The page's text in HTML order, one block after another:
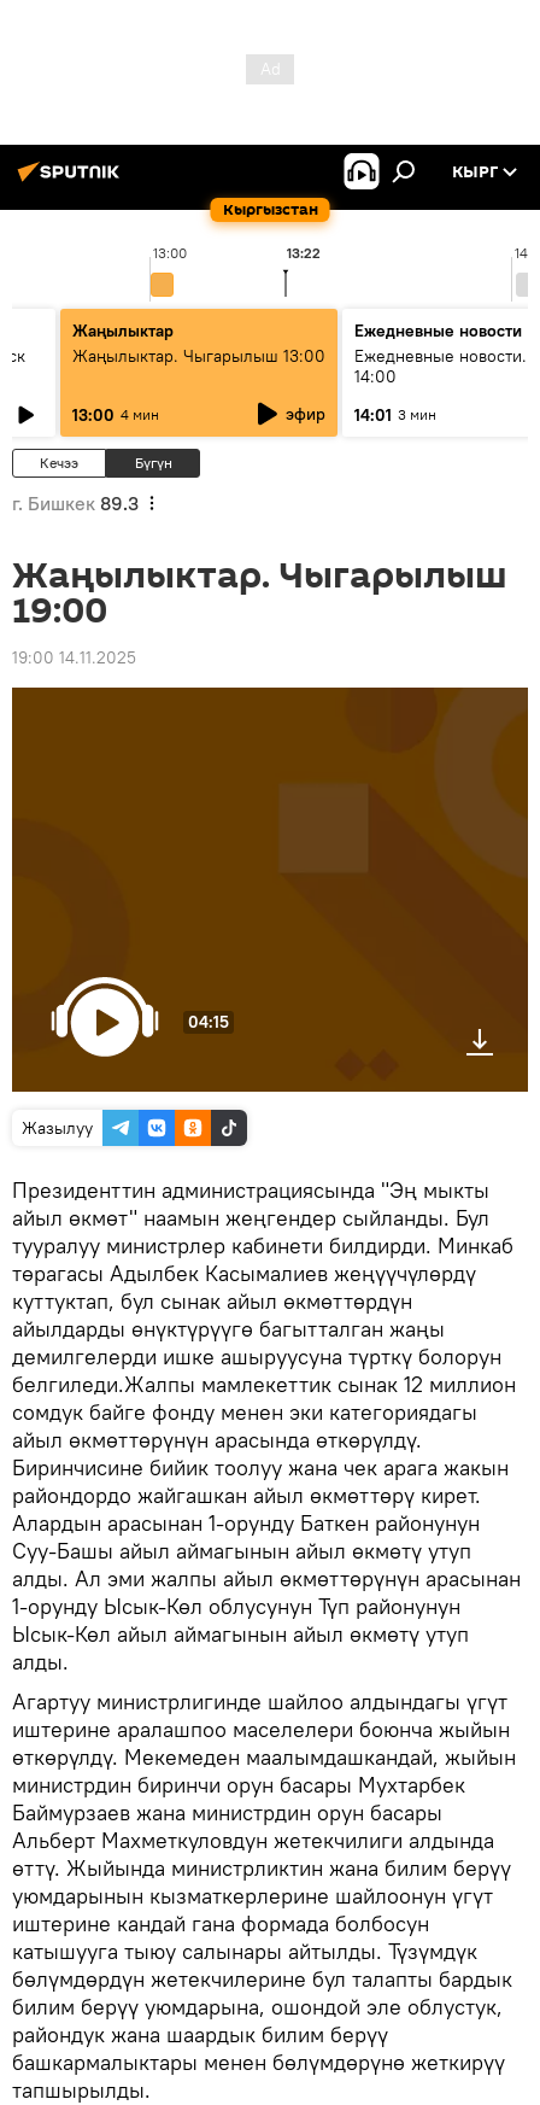
Кыргызстан
КЫРГ
13:00 13:22
Жаңылыктар
Жаңылыктар. Чыгарылыш 13:00
13:00 4 мин эфир
Ежедневные новости
Ежедневные новости.
14:00
14:01 3 мин
Кечээ Бүгүн
г. Бишкек 89.3
Жаңылыктар. Чыгарылыш
19:00
19:00 14.11.2025
04:15
Жазылуу
Президенттин администрациясында "Эң мыкты
айыл өкмөт" наамын жеңгендер сыйланды. Бул
тууралуу министрлер кабинети билдирди. Минкаб
төрагасы Адылбек Касымалиев жеңүүчүлөрдү
куттуктап, бул сынак айыл өкмөттөрдүн
айылдарды өнүктүрүүгө багытталган жаңы
демилгелерди ишке ашыруусуна түрткү болорун
белгиледи.Жалпы мамлекеттик сынак 12 миллион
сомдук байге фонду менен эки категориядагы
айыл өкмөттөрүнүн арасында өткөрүлдү.
Биринчисине бийик тоолуу жана чек арага жакын
райондордо жайгашкан айыл өкмөттөрү кирет.
Алардын арасынан 1-орунду Баткен районунун
Суу-Башы айыл аймагынын айыл өкмөтү утуп
алды. Ал эми жалпы айыл өкмөттөрүнүн арасынан
1-орунду Ысык-Көл облусунун Түп районунун
Ысык-Көл айыл аймагынын айыл өкмөтү утуп
алды.
Агартуу министрлигинде шайлоо алдындагы үгүт
иштерине аралашпоо маселелери боюнча жыйын
өткөрүлдү. Мекемеден маалымдашкандай, жыйын
министрдин биринчи орун басары Мухтарбек
Баймурзаев жана министрдин орун басары
Альберт Махметкуловдун жетекчилиги алдында
өттү. Жыйында министрликтин жана билим берүү
уюмдарынын кызматкерлерине шайлоонун үгүт
иштерине кандай гана формада болбосун
катышууга тыюу салынары айтылды. Түзүмдүк
бөлүмдөрдүн жетекчилерине бул талапты бардык
билим берүү уюмдарына, ошондой эле облустук,
райондук жана шаардык билим берүү
башкармалыктары менен бөлүмдөрүнө жеткирүү
тапшырылды.